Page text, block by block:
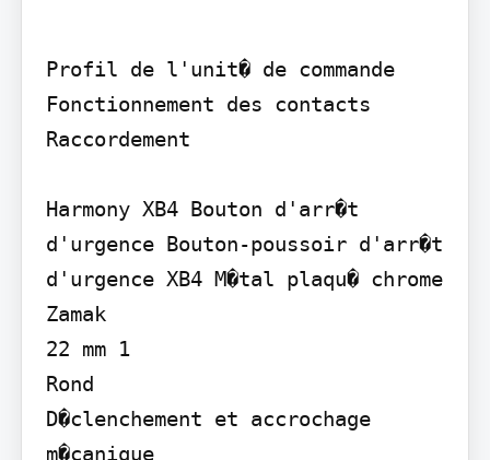
Profil de l'unit� de commande
Fonctionnement des contacts
Raccordement
Harmony XB4 Bouton d'arr�t
d'urgence Bouton-poussoir d'arr�t
d'urgence XB4 M�tal plaqu� chrome
Zamak
22 mm 1
Rond
D�clenchement et accrochage
m�canique